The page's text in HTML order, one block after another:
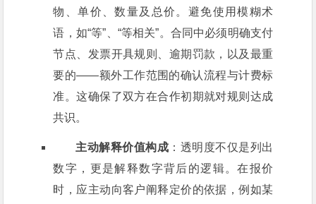
物、单价、数量及总价。避免使用模糊术
语，如“等”、“等相关”。合同中必须明确支付
节点、发票开具规则、逾期罚款，以及最重
要的——额外工作范围的确认流程与计费标
准。这确保了双方在合作初期就对规则达成
共识。
主动解释价值构成 ：透明度不仅是列出
数字，更是解释数字背后的逻辑。在报价
时，应主动向客户阐释定价的依据，例如某